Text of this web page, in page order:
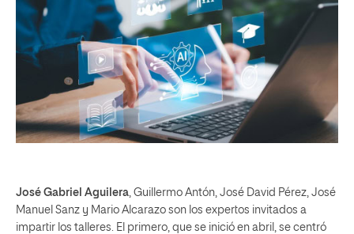
José Gabriel Aguilera, Guillermo Antón, José David Pérez, José
Manuel Sanz y Mario Alcarazo son los expertos invitados a
impartir los talleres. El primero, que se inició en abril, se centró